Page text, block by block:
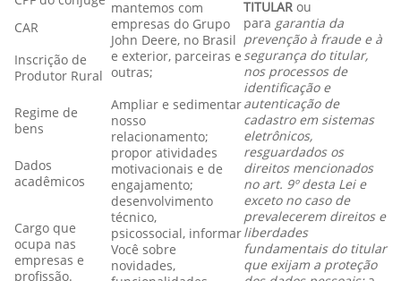
mantemos com
empresas do Grupo
John Deere, no Brasil
e exterior, parceiras e
outras;
Ampliar e sedimentar
nosso
relacionamento;
propor atividades
motivacionais e de
engajamento;
desenvolvimento
técnico,
psicossocial, informar
Você sobre
novidades,
TITULAR ou
para garantia da
prevenção à fraude e à
segurança do titular,
nos processos de
identificação e
autenticação de
cadastro em sistemas
eletrônicos,
resguardados os
direitos mencionados
no art. 9º desta Lei e
exceto no caso de
prevalecerem direitos e
liberdades
fundamentais do titular
que exijam a proteção
CAR
Inscrição de
Produtor Rural
Regime de
bens
Dados
acadêmicos
Cargo que
ocupa nas
empresas e
profissão.